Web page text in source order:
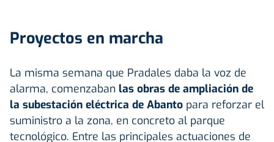
Proyectos en marcha
La misma semana que Pradales daba la voz de
alarma, comenzaban las obras de ampliación de
la subestación eléctrica de Abanto para reforzar el
suministro a la zona, en concreto al parque
tecnológico. Entre las principales actuaciones de